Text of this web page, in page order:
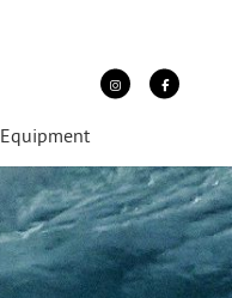
Equipment